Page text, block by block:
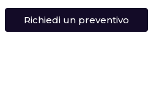
Richiedi un preventivo